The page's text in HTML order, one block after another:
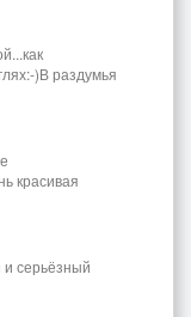
)В раздумья
красивая
серьёзный